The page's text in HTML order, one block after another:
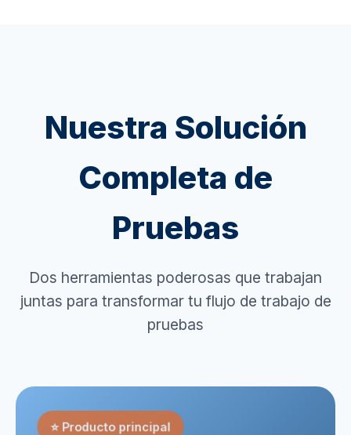
Nuestra Solución
Completa de
Pruebas
Dos herramientas poderosas que trabajan
juntas para transformar tu flujo de trabajo de
pruebas
⭐ Producto principal